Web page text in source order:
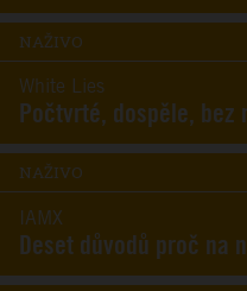
NAŽIVO
White Lies
Počtvrté, dospěle, bez
NAŽIVO
IAMX
Deset důvodů proč na